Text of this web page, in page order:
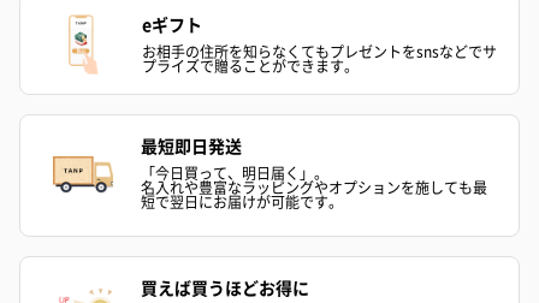
紅茶・コーヒー・スイーツ
紅茶・コーヒー・スイーツを同梱してお届けいたします。ギフト
への＋αにおすすめです。
eギフト
お相手の住所を知らなくてもプレゼントをsnsなどでサ
プライズで贈ることができます。
最短即日発送
「今日買って、明日届く」。
名入れや豊富なラッピングやオプションを施しても最
短で翌日にお届けが可能です。
買えば買うほどお得に